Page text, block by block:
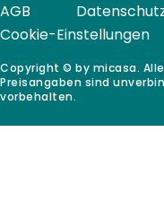
Copyright © by micasa.
Preisangaben sind
vorbehalten.
AGB
Cookie-Einstellungen